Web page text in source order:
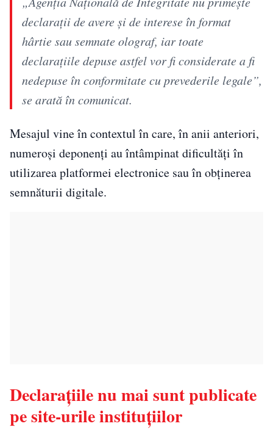
declarații de avere și de interese în format
hârtie sau semnate olograf, iar toate
declarațiile depuse astfel vor fi considerate a fi
nedepuse în conformitate cu prevederile legale”,
se arată în comunicat.
Mesajul vine în contextul în care, în anii anteriori,
numeroși deponenți au întâmpinat dificultăți în
utilizarea platformei electronice sau în obținerea
semnăturii digitale.
Declarațiile nu mai sunt publicate
pe site-urile instituțiilor